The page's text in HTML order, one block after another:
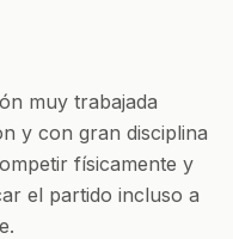
muy trabajada
y con gran disciplina
físicamente y
el partido incluso a